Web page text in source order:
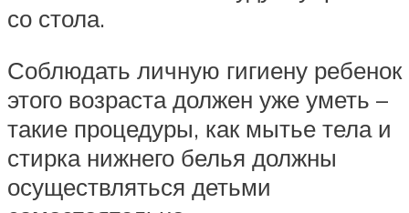
со стола.
Соблюдать личную гигиену ребенок
этого возраста должен уже уметь –
такие процедуры, как мытье тела и
стирка нижнего белья должны
осуществляться детьми